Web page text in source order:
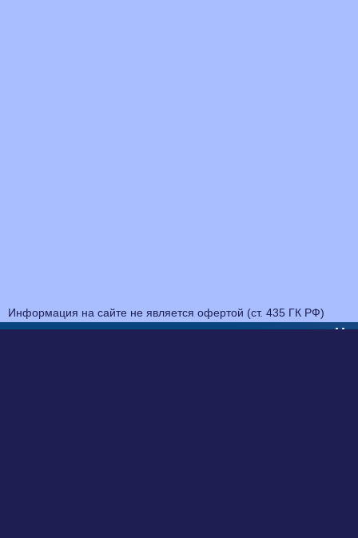
Информация на сайте не является офертой (ст. 435 ГК РФ)